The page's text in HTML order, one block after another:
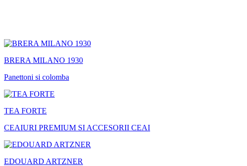
BRERA MILANO 1930
Panettoni si colomba
TEA FORTE
CEAIURI PREMIUM SI ACCESORII CEAI
EDOUARD ARTZNER